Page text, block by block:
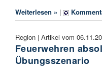
Weiterlesen » |
Region | Artikel vom
Feuerwehren
Übungsszenario